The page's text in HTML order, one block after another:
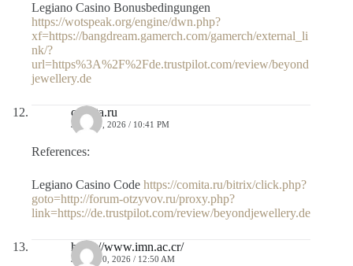
Legiano Casino Bonusbedingungen
https://wotspeak.org/engine/dwn.php?
xf=https://bangdream.gamerch.com/gamerch/external_li
nk/?
url=https%3A%2F%2Fde.trustpilot.com/review/beyond
jewellery.de
comita.ru
JULIO 9, 2026 / 10:41 PM
References:
Legiano Casino Code https://comita.ru/bitrix/click.php?
goto=http://forum-otzyvov.ru/proxy.php?
link=https://de.trustpilot.com/review/beyondjewellery.de
https://www.imn.ac.cr/
JULIO 10, 2026 / 12:50 AM